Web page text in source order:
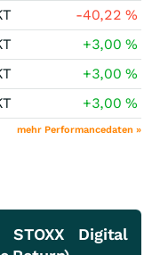
-40,22%
+3,00%
+3,00%
+3,00%
mehr Performancedaten »
Digital